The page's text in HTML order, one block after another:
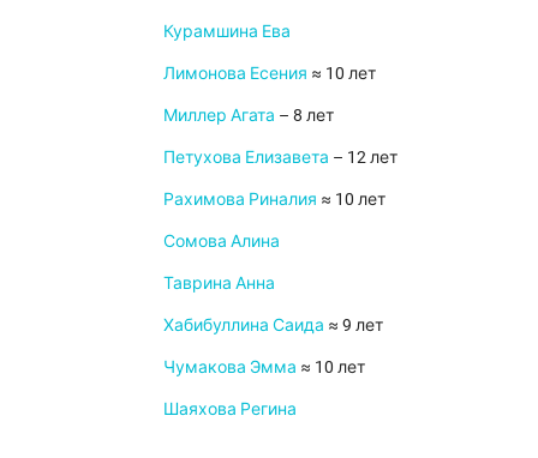
Курамшина Ева
Лимонова Есения ≈ 10 лет
Миллер Агата – 8 лет
Петухова Елизавета – 12 лет
Рахимова Риналия ≈ 10 лет
Сомова Алина
Таврина Анна
Хабибуллина Саида ≈ 9 лет
Чумакова Эмма ≈ 10 лет
Шаяхова Регина